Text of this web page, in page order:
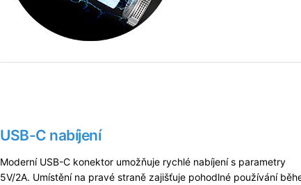
USB-C nabíjení
Moderní USB-C konektor umožňuje rychlé nabíjení s parametry
5V/2A. Umístění na pravé straně zajišťuje pohodlné používání